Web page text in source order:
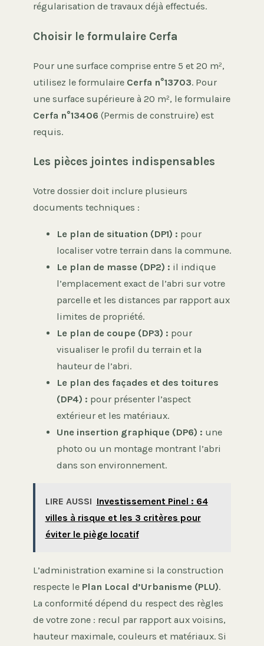
régularisation de travaux déjà effectués.
Choisir le formulaire Cerfa
Pour une surface comprise entre 5 et 20 m²,
utilisez le formulaire Cerfa n°13703. Pour
une surface supérieure à 20 m², le formulaire
Cerfa n°13406 (Permis de construire) est
requis.
Les pièces jointes indispensables
Votre dossier doit inclure plusieurs
documents techniques :
Le plan de situation (DP1) : pour
localiser votre terrain dans la commune.
Le plan de masse (DP2) : il indique
l’emplacement exact de l’abri sur votre
parcelle et les distances par rapport aux
limites de propriété.
Le plan de coupe (DP3) : pour
visualiser le profil du terrain et la
hauteur de l’abri.
Le plan des façades et des toitures
(DP4) : pour présenter l’aspect
extérieur et les matériaux.
Une insertion graphique (DP6) : une
photo ou un montage montrant l’abri
dans son environnement.
LIRE AUSSI Investissement Pinel : 64
villes à risque et les 3 critères pour
éviter le piège locatif
L’administration examine si la construction
respecte le Plan Local d’Urbanisme (PLU).
La conformité dépend du respect des règles
de votre zone : recul par rapport aux voisins,
hauteur maximale, couleurs et matériaux. Si